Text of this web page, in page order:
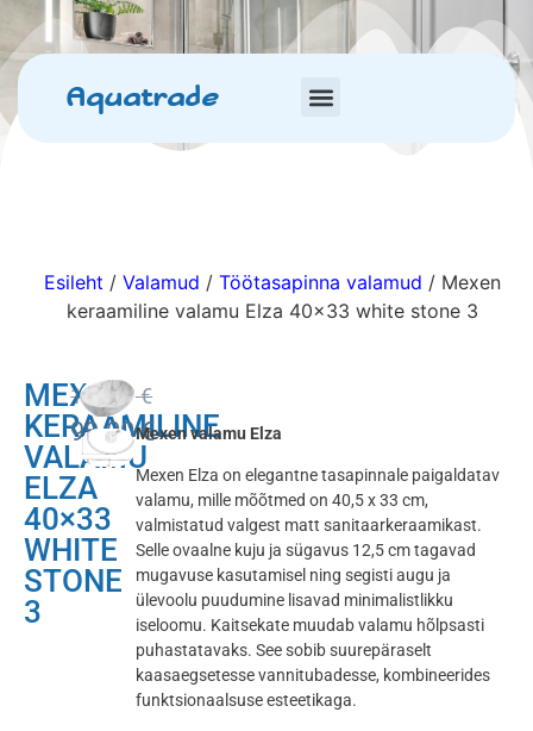
Aquatrade
Esileht / Valamud / Töötasapinna valamud / Mexen
keraamiline valamu Elza 40×33 white stone 3
MEXEN
KERAAMILINE
VALAMU
ELZA
40×33
WHITE
STONE
3
120.00€
99.00€
Mexen valamu Elza
Mexen Elza on elegantne tasapinnale paigaldatav
valamu, mille mõõtmed on 40,5 x 33 cm,
valmistatud valgest matt sanitaarkeraamikast.
Selle ovaalne kuju ja sügavus 12,5 cm tagavad
mugavuse kasutamisel ning segisti augu ja
ülevoolu puudumine lisavad minimalistlikku
iseloomu. Kaitsekate muudab valamu hõlpsasti
puhastatavaks. See sobib suurepäraselt
kaasaegsetesse vannitubadesse, kombineerides
funktsionaalsuse esteetikaga.